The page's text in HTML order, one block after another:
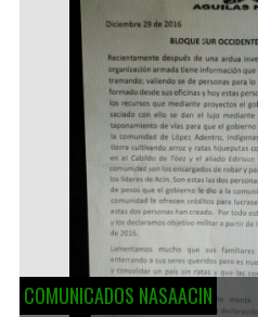
COMUNICADOS NASAACIN